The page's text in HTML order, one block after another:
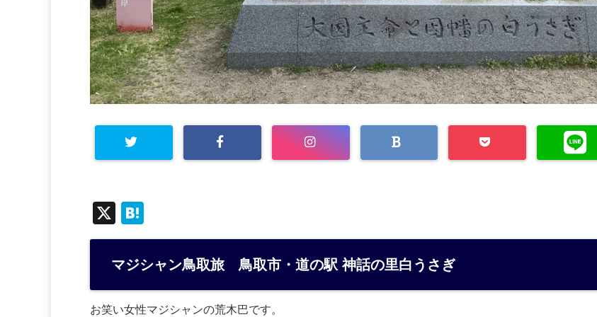
X
at
e
a
マジシャン鳥取旅 鳥取市・道の駅 神話の里白うさぎ
お笑い女性マジシャンの荒木巴です。